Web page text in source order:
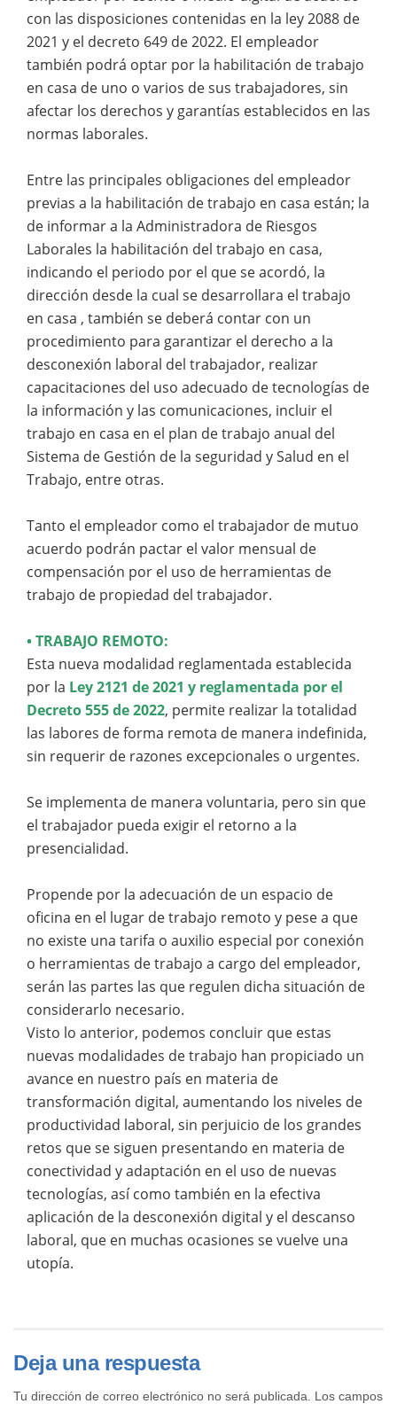
con las disposiciones contenidas en la ley 2088 de
2021 y el decreto 649 de 2022. El empleador
también podrá optar por la habilitación de trabajo
en casa de uno o varios de sus trabajadores, sin
afectar los derechos y garantías establecidos en las
normas laborales.
Entre las principales obligaciones del empleador
previas a la habilitación de trabajo en casa están; la
de informar a la Administradora de Riesgos
Laborales la habilitación del trabajo en casa,
indicando el periodo por el que se acordó, la
dirección desde la cual se desarrollara el trabajo
en casa , también se deberá contar con un
procedimiento para garantizar el derecho a la
desconexión laboral del trabajador, realizar
capacitaciones del uso adecuado de tecnologías de
la información y las comunicaciones, incluir el
trabajo en casa en el plan de trabajo anual del
Sistema de Gestión de la seguridad y Salud en el
Trabajo, entre otras.
Tanto el empleador como el trabajador de mutuo
acuerdo podrán pactar el valor mensual de
compensación por el uso de herramientas de
trabajo de propiedad del trabajador.
• TRABAJO REMOTO:
Esta nueva modalidad reglamentada establecida
por la Ley 2121 de 2021 y reglamentada por el
Decreto 555 de 2022, permite realizar la totalidad
las labores de forma remota de manera indefinida,
sin requerir de razones excepcionales o urgentes.
Se implementa de manera voluntaria, pero sin que
el trabajador pueda exigir el retorno a la
presencialidad.
Propende por la adecuación de un espacio de
oficina en el lugar de trabajo remoto y pese a que
no existe una tarifa o auxilio especial por conexión
o herramientas de trabajo a cargo del empleador,
serán las partes las que regulen dicha situación de
considerarlo necesario.
Visto lo anterior, podemos concluir que estas
nuevas modalidades de trabajo han propiciado un
avance en nuestro país en materia de
transformación digital, aumentando los niveles de
productividad laboral, sin perjuicio de los grandes
retos que se siguen presentando en materia de
conectividad y adaptación en el uso de nuevas
tecnologías, así como también en la efectiva
aplicación de la desconexión digital y el descanso
laboral, que en muchas ocasiones se vuelve una
utopía.
Deja una respuesta
Tu dirección de correo electrónico no será publicada.
Los campos